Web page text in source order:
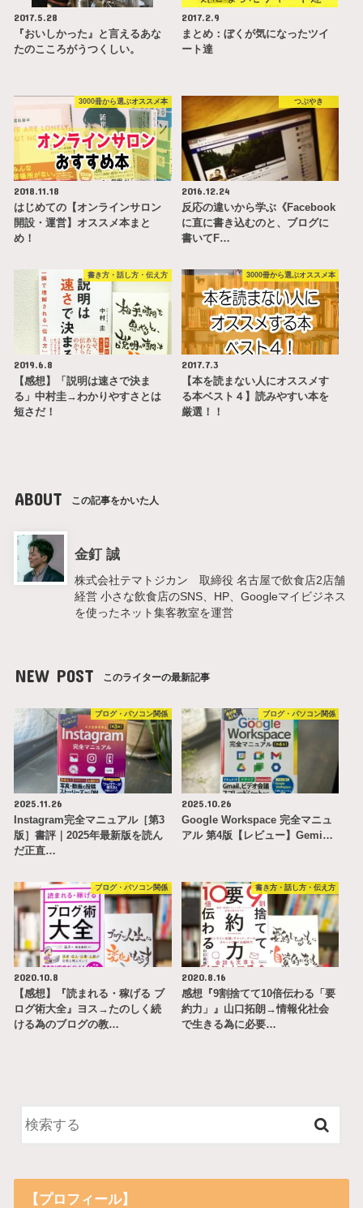
2017.5.28
『おいしかった』と言えるあな
たのこころがうつくしい。
2017.2.9
まとめ：ぼくが気になったツイ
ート達
3000冊から選ぶオススメ本
2018.11.18
はじめての【オンラインサロン
開設・運営】オススメ本まと
め！
つぶやき
2016.12.24
反応の違いから学ぶ《Facebook
に直に書き込むのと、ブログに
書いてF…
書き方・話し方・伝え方
2019.6.8
【感想】「説明は速さで決ま
る」中村圭→わかりやすさとは
短さだ！
3000冊から選ぶオススメ本
2017.7.3
【本を読まない人にオススメす
る本ベスト４】読みやすい本を
厳選！！
ABOUT この記事をかいた人
金釘 誠
株式会社テマトジカン 取締役 名古屋で飲食店2店舗
経営 小さな飲食店のSNS、HP、Googleマイビジネス
を使ったネット集客教室を運営
NEW POST このライターの最新記事
ブログ・パソコン関係
2025.11.26
Instagram完全マニュアル［第3
版］書評｜2025年最新版を読ん
だ正直…
ブログ・パソコン関係
2025.10.26
Google Workspace 完全マニュ
アル 第4版【レビュー】Gemi…
ブログ・パソコン関係
2020.10.8
【感想】『読まれる・稼げる ブ
ログ術大全』ヨス→たのしく続
ける為のブログの教…
書き方・話し方・伝え方
2020.8.16
感想『9割捨てて10倍伝わる「要
約力」』山口拓朗→情報化社会
で生きる為に必要…
【プロフィール】